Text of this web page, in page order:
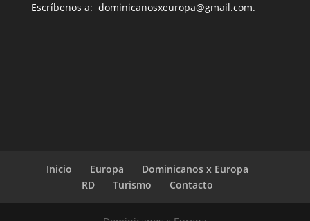
Escríbenos a: dominicanosxeuropa@gmail.com.
Inicio Europa
Dominicanos x Europa
RD
Turismo Contacto